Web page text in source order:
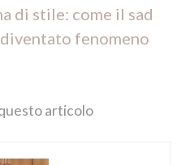
di stile: come il sad
fenomeno
articolo